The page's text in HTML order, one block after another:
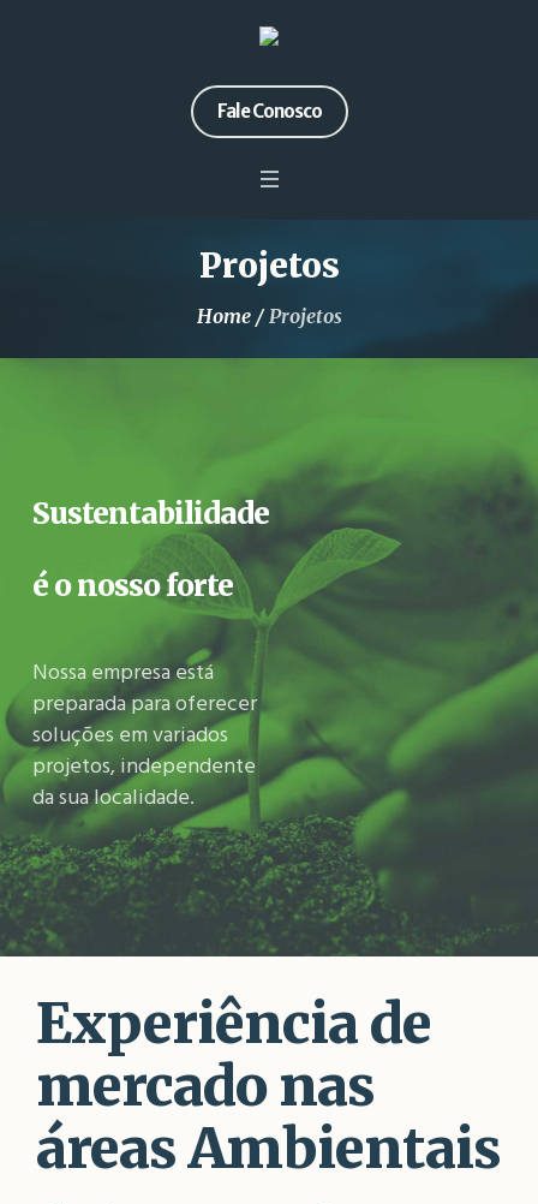
Fale Conosco
Projetos
Home /Projetos
Sustentabilidade
é o nosso forte
Nossa empresa está
preparada para oferecer
soluções em variados
projetos, independente
da sua localidade.
Experiência de
mercado nas
áreas Ambientais